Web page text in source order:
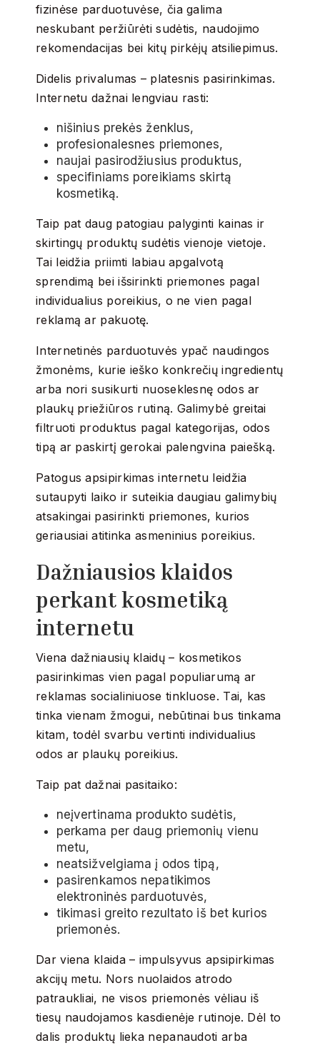
fizinėse parduotuvėse, čia galima
neskubant peržiūrėti sudėtis, naudojimo
rekomendacijas bei kitų pirkėjų atsiliepimus.
Didelis privalumas – platesnis pasirinkimas.
Internetu dažnai lengviau rasti:
nišinius prekės ženklus,
profesionalesnes priemones,
naujai pasirodžiusius produktus,
specifiniams poreikiams skirtą
kosmetiką.
Taip pat daug patogiau palyginti kainas ir
skirtingų produktų sudėtis vienoje vietoje.
Tai leidžia priimti labiau apgalvotą
sprendimą bei išsirinkti priemones pagal
individualius poreikius, o ne vien pagal
reklamą ar pakuotę.
Internetinės parduotuvės ypač naudingos
žmonėms, kurie ieško konkrečių ingredientų
arba nori susikurti nuoseklesnę odos ar
plaukų priežiūros rutiną. Galimybė greitai
filtruoti produktus pagal kategorijas, odos
tipą ar paskirtį gerokai palengvina paiešką.
Patogus apsipirkimas internetu leidžia
sutaupyti laiko ir suteikia daugiau galimybių
atsakingai pasirinkti priemones, kurios
geriausiai atitinka asmeninius poreikius.
Dažniausios klaidos
perkant kosmetiką
internetu
Viena dažniausių klaidų – kosmetikos
pasirinkimas vien pagal populiarumą ar
reklamas socialiniuose tinkluose. Tai, kas
tinka vienam žmogui, nebūtinai bus tinkama
kitam, todėl svarbu vertinti individualius
odos ar plaukų poreikius.
Taip pat dažnai pasitaiko:
neįvertinama produkto sudėtis,
perkama per daug priemonių vienu
metu,
neatsižvelgiama į odos tipą,
pasirenkamos nepatikimos
elektroninės parduotuvės,
tikimasi greito rezultato iš bet kurios
priemonės.
Dar viena klaida – impulsyvus apsipirkimas
akcijų metu. Nors nuolaidos atrodo
patraukliai, ne visos priemonės vėliau iš
tiesų naudojamos kasdienėje rutinoje. Dėl to
dalis produktų lieka nepanaudoti arba